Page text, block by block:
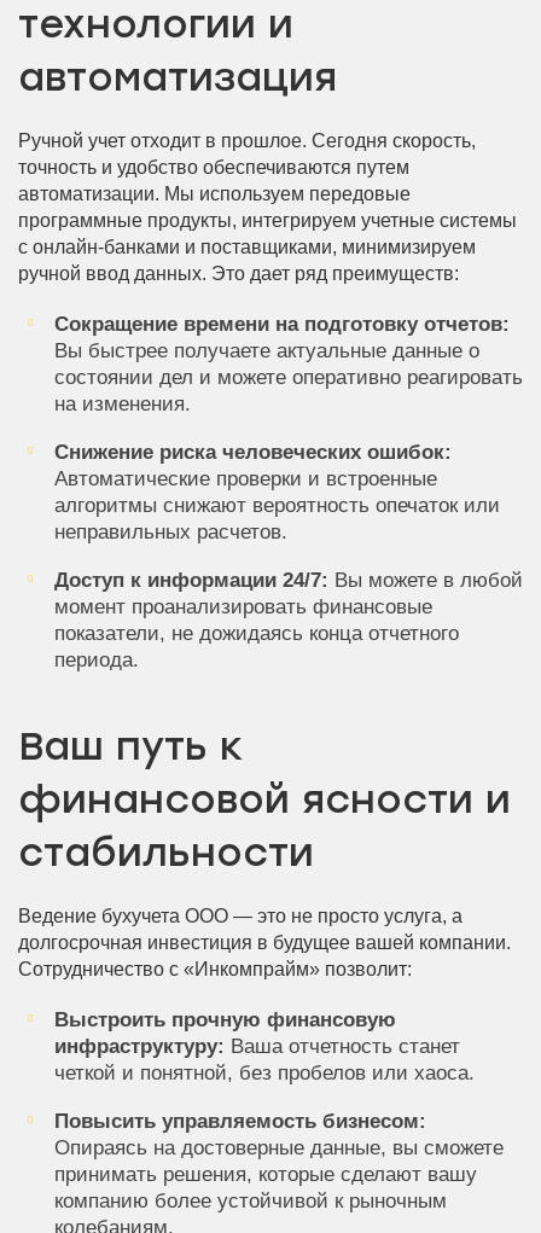
технологии и
автоматизация
Ручной учет отходит в прошлое. Сегодня скорость,
точность и удобство обеспечиваются путем
автоматизации. Мы используем передовые
программные продукты, интегрируем учетные системы
с онлайн-банками и поставщиками, минимизируем
ручной ввод данных. Это дает ряд преимуществ:
Сокращение времени на подготовку отчетов:
Вы быстрее получаете актуальные данные о
состоянии дел и можете оперативно реагировать
на изменения.
Снижение риска человеческих ошибок:
Автоматические проверки и встроенные
алгоритмы снижают вероятность опечаток или
неправильных расчетов.
Доступ к информации 24/7: Вы можете в любой
момент проанализировать финансовые
показатели, не дожидаясь конца отчетного
периода.
Ваш путь к
финансовой ясности и
стабильности
Ведение бухучета ООО — это не просто услуга, а
долгосрочная инвестиция в будущее вашей компании.
Сотрудничество с «Инкомпрайм» позволит:
Выстроить прочную финансовую
инфраструктуру: Ваша отчетность станет
четкой и понятной, без пробелов или хаоса.
Повысить управляемость бизнесом:
Опираясь на достоверные данные, вы сможете
принимать решения, которые сделают вашу
компанию более устойчивой к рыночным
колебаниям.